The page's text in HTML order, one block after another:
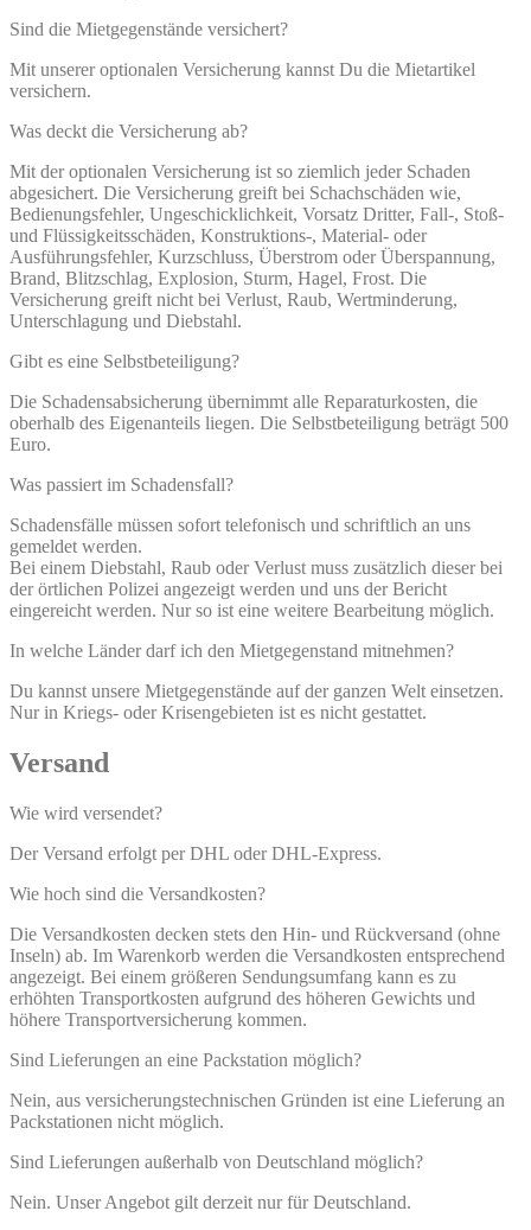
Sind die Mietgegenstände versichert?
Mit unserer optionalen Versicherung kannst Du die Mietartikel
versichern.
Was deckt die Versicherung ab?
Mit der optionalen Versicherung ist so ziemlich jeder Schaden
abgesichert. Die Versicherung greift bei Schachschäden wie,
Bedienungsfehler, Ungeschicklichkeit, Vorsatz Dritter, Fall-, Stoß-
und Flüssigkeitsschäden, Konstruktions-, Material- oder
Ausführungsfehler, Kurzschluss, Überstrom oder Überspannung,
Brand, Blitzschlag, Explosion, Sturm, Hagel, Frost. Die
Versicherung greift nicht bei Verlust, Raub, Wertminderung,
Unterschlagung und Diebstahl.
Gibt es eine Selbstbeteiligung?
Die Schadensabsicherung übernimmt alle Reparaturkosten, die
oberhalb des Eigenanteils liegen. Die Selbstbeteiligung beträgt 500
Euro.
Was passiert im Schadensfall?
Schadensfälle müssen sofort telefonisch und schriftlich an uns
gemeldet werden.
Bei einem Diebstahl, Raub oder Verlust muss zusätzlich dieser bei
der örtlichen Polizei angezeigt werden und uns der Bericht
eingereicht werden. Nur so ist eine weitere Bearbeitung möglich.
In welche Länder darf ich den Mietgegenstand mitnehmen?
Du kannst unsere Mietgegenstände auf der ganzen Welt einsetzen.
Nur in Kriegs- oder Krisengebieten ist es nicht gestattet.
Versand
Wie wird versendet?
Der Versand erfolgt per DHL oder DHL-Express.
Wie hoch sind die Versandkosten?
Die Versandkosten decken stets den Hin- und Rückversand (ohne
Inseln) ab. Im Warenkorb werden die Versandkosten entsprechend
angezeigt. Bei einem größeren Sendungsumfang kann es zu
erhöhten Transportkosten aufgrund des höheren Gewichts und
höhere Transportversicherung kommen.
Sind Lieferungen an eine Packstation möglich?
Nein, aus versicherungstechnischen Gründen ist eine Lieferung an
Packstationen nicht möglich.
Sind Lieferungen außerhalb von Deutschland möglich?
Nein. Unser Angebot gilt derzeit nur für Deutschland.